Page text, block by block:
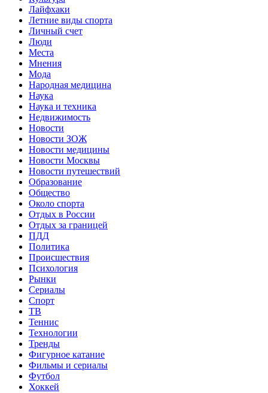
Лайфхаки
Летние виды спорта
Личный счет
Люди
Места
Мнения
Мода
Народная медицина
Наука
Наука и техника
Недвижимость
Новости
Новости ЗОЖ
Новости медицины
Новости Москвы
Новости путешествий
Образование
Общество
Около спорта
Отдых в России
Отдых за границей
ПДД
Политика
Происшествия
Психология
Рынки
Сериалы
Спорт
ТВ
Теннис
Технологии
Тренды
Фигурное катание
Фильмы и сериалы
Футбол
Хоккей